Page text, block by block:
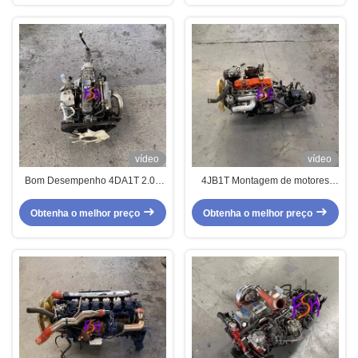
vídeo
Bom Desempenho 4DA1T 2.0L
Eficiente JAC Motors para Pick-
ups
Obtenha o melhor preço
vídeo
4JB1T Montagem de motores
chineses Jiang ling Fo
Obtenha o melhor preço